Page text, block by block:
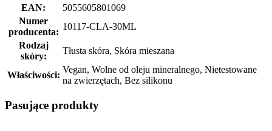
EAN:
5055605801069
Numer
producenta:
10117-CLA-30ML
Rodzaj
skóry:
Tłusta skóra, Skóra mieszana
Właściwości:
Vegan, Wolne od oleju mineralnego, Nietestowane
na zwierzętach, Bez silikonu
Pasujące produkty